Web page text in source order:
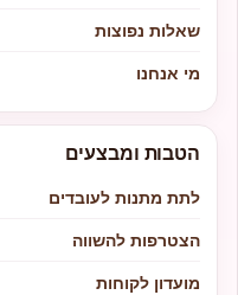
שאלות נפוצות
מי אנחנו
הטבות ומבצעים
לתת מתנות לעובדים
הצטרפות להשווה
מועדון לקוחות